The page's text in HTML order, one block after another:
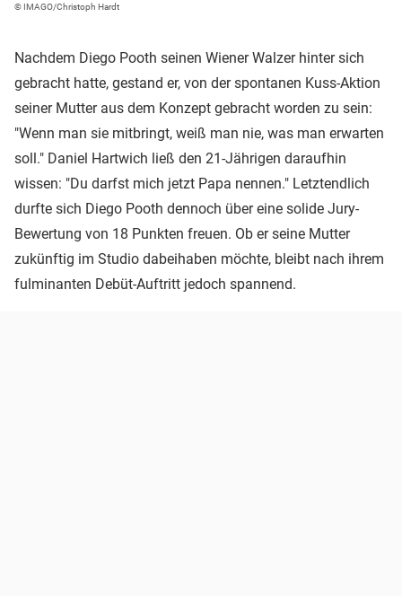
© IMAGO/Christoph Hardt
Nachdem Diego Pooth seinen Wiener Walzer hinter sich
gebracht hatte, gestand er, von der spontanen Kuss-Aktion
seiner Mutter aus dem Konzept gebracht worden zu sein:
"Wenn man sie mitbringt, weiß man nie, was man erwarten
soll." Daniel Hartwich ließ den 21-Jährigen daraufhin
wissen: "Du darfst mich jetzt Papa nennen." Letztendlich
durfte sich Diego Pooth dennoch über eine solide Jury-
Bewertung von 18 Punkten freuen. Ob er seine Mutter
zukünftig im Studio dabeihaben möchte, bleibt nach ihrem
fulminanten Debüt-Auftritt jedoch spannend.